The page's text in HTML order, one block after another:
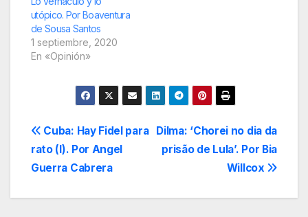
invitó como jurado del
Premio Casa de Las…
utópico. Por Boaventura
de Sousa Santos
1 septiembre, 2020
En «Opinión»
Navegación
de
entradas
Dilma: ‘Chorei no dia da
prisão de Lula’. Por Bia
Willcox
Cuba: Hay Fidel para
rato (I). Por Angel
Guerra Cabrera